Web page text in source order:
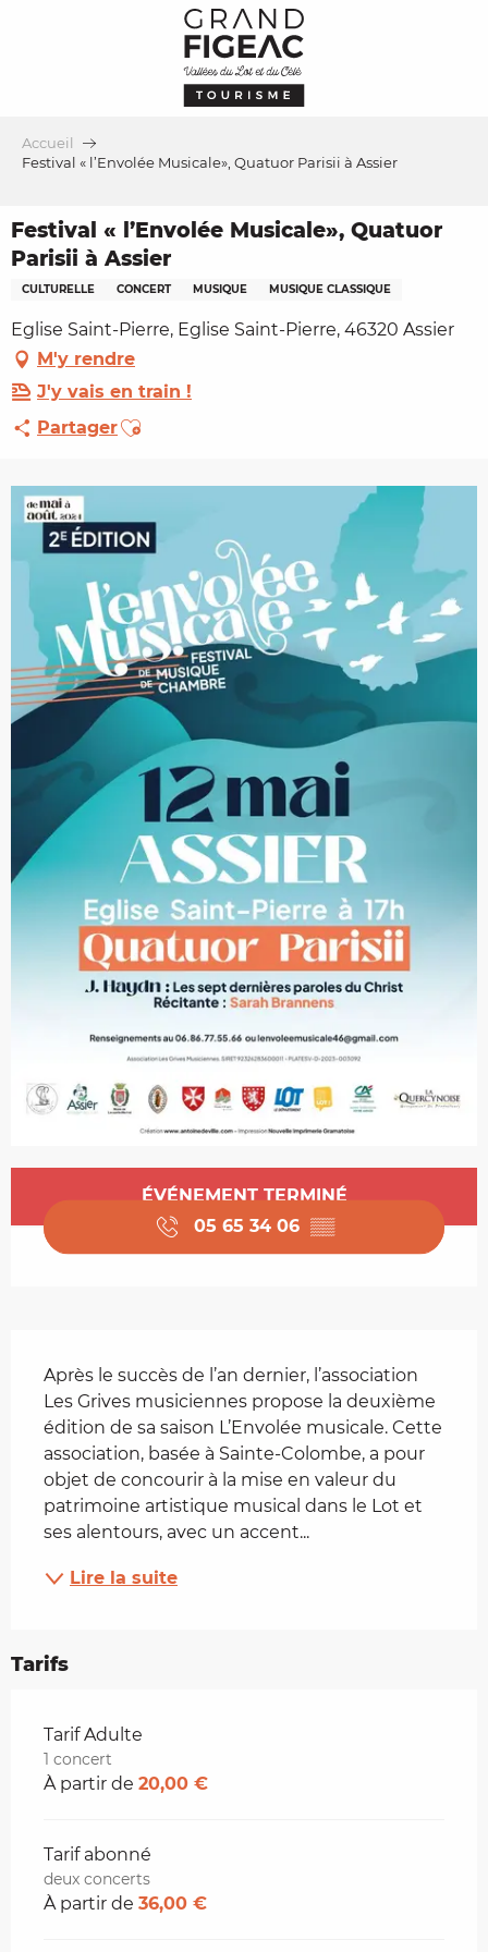
Accueil
Festival « l’Envolée Musicale», Quatuor Parisii à Assier
Festival « l’Envolée Musicale», Quatuor
Parisii à Assier
CULTURELLE CONCERT MUSIQUE MUSIQUE CLASSIQUE
Eglise Saint-Pierre, Eglise Saint-Pierre, 46320 Assier
M'y rendre
J'y vais en train !
PartagerAjouter aux favoris
Ouverture et coordonnées
ÉVÉNEMENT TERMINÉ
05 65 34 06 ▒▒
Après le succès de l’an dernier, l’association
Les Grives musiciennes propose la deuxième
édition de sa saison L’Envolée musicale. Cette
association, basée à Sainte-Colombe, a pour
objet de concourir à la mise en valeur du
patrimoine artistique musical dans le Lot et
ses alentours, avec un accent...
Lire la suite
Tarifs
Tarifs 2026
Tarif Adulte
1 concert
À partir de 20,00 €
Tarif abonné
deux concerts
À partir de 36,00 €